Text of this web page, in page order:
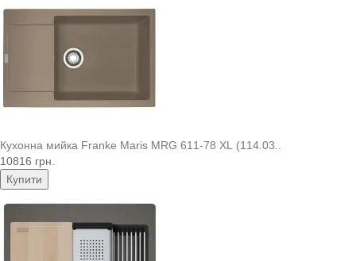
Кухонна мийка Franke Maris MRG 611-78 XL (114.03..
10816 грн.
Купити